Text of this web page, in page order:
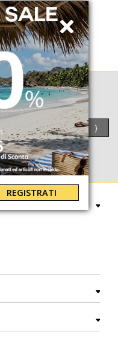
POLICY
⟩
REGISTRATI